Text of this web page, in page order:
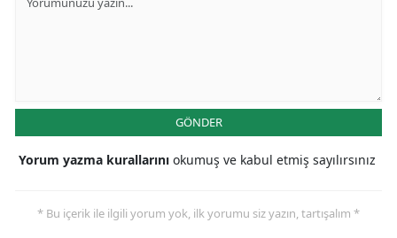
GÖNDER
Yorum yazma kurallarını okumuş ve kabul etmiş sayılırsınız
* Bu içerik ile ilgili yorum yok, ilk yorumu siz yazın, tartışalım *